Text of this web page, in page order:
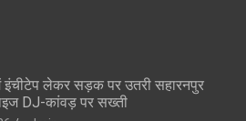
इंचीटेप लेकर सड़क पर उतरी सहारनपुर
DJ-कांवड़ पर सख्ती